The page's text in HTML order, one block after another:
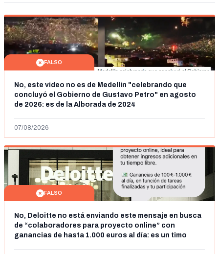
FALSO
No, este vídeo no es de Medellín "celebrando que
concluyó el Gobierno de Gustavo Petro" en agosto
de 2026: es de la Alborada de 2024
07/08/2026
FALSO
No, Deloitte no está enviando este mensaje en busca
de “colaboradores para proyecto online” con
ganancias de hasta 1.000 euros al día: es un timo